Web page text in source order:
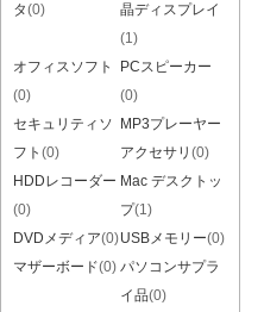
タ(0)
晶ディスプレイ
(1)
オフィスソフト
(0)
PCスピーカー
(0)
セキュリティソ
フト (0)
MP3プレーヤー
アクセサリ (0)
HDDレコーダー
(0)
Mac デスクトッ
プ(1)
DVDメディア(0)USBメモリー(0)
マザーボード(0) パソコンサプラ
イ品(0)